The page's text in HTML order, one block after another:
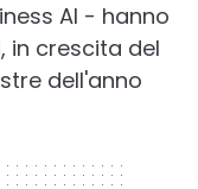
AI - hanno
in crescita del
dell'anno